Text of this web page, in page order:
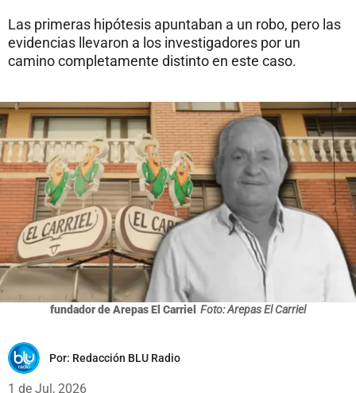
Las primeras hipótesis apuntaban a un robo, pero las
evidencias llevaron a los investigadores por un
camino completamente distinto en este caso.
fundador de Arepas El Carriel Foto: Arepas El Carriel
Por: Redacción BLU Radio
1 de Jul, 2026